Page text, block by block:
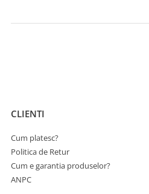
CLIENTI
Cum platesc?
Politica de Retur
Cum e garantia produselor?
ANPC